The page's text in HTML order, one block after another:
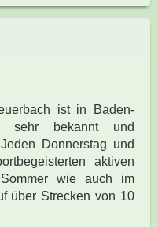
ist in Baden-
sehr bekannt und
Donnerstag und
aktiven
wie auch im
über Strecken von 10